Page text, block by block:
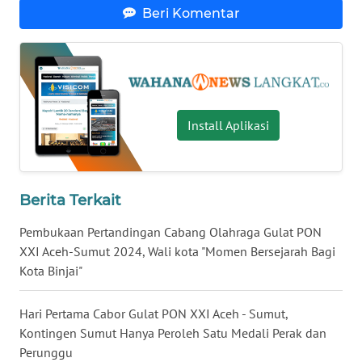
Beri Komentar
Install Aplikasi
Berita Terkait
Pembukaan Pertandingan Cabang Olahraga Gulat PON
XXI Aceh-Sumut 2024, Wali kota "Momen Bersejarah Bagi
Kota Binjai"
Hari Pertama Cabor Gulat PON XXI Aceh - Sumut,
Kontingen Sumut Hanya Peroleh Satu Medali Perak dan
Perunggu
WN
KALTARA
WN
KALSEL
WN
KALTIM
SULSEL
WN
GORONTALO
WN
SULUT